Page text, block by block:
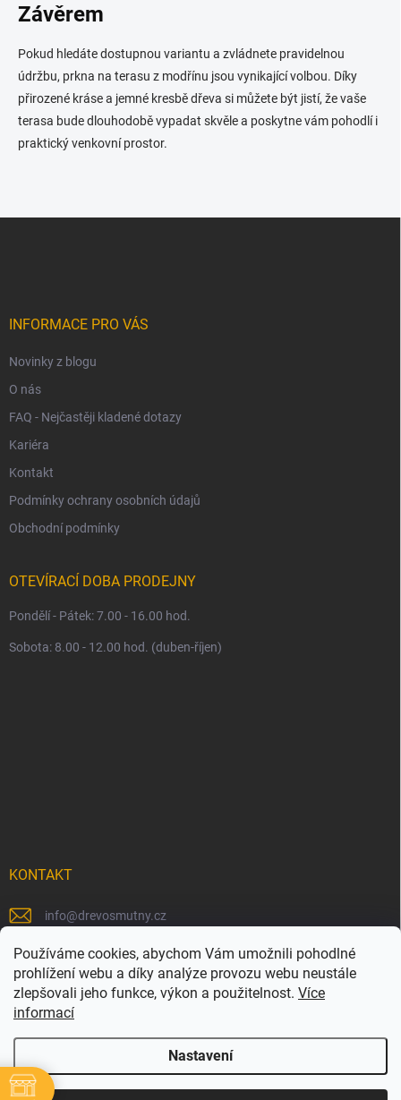
Používáme cookies, abychom Vám umožnili pohodlné
prohlížení webu a díky analýze provozu webu neustále
zlepšovali jeho funkce, výkon a použitelnost. Více
informací
Nastavení
Závěrem
Pokud hledáte dostupnou variantu a zvládnete pravidelnou
údržbu, prkna na terasu z modřínu jsou vynikající volbou. Díky
přirozené kráse a jemné kresbě dřeva si můžete být jistí, že vaše
terasa bude dlouhodobě vypadat skvěle a poskytne vám pohodlí i
praktický venkovní prostor.
INFORMACE PRO VÁS
Novinky z blogu
O nás
FAQ - Nejčastěji kladené dotazy
Kariéra
Kontakt
Podmínky ochrany osobních údajů
Obchodní podmínky
OTEVÍRACÍ DOBA PRODEJNY
Pondělí - Pátek: 7.00 - 16.00 hod.
Sobota: 8.00 - 12.00 hod. (duben-říjen)
KONTAKT
info@drevosmutny.cz
+420 725 710 840
https://www.facebook.com/drevosmutny/
drevosmutny/